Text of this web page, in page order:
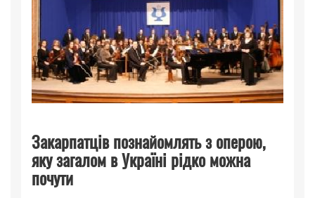
Закарпатців познайомлять з оперою,
яку загалом в Україні рідко можна
почути